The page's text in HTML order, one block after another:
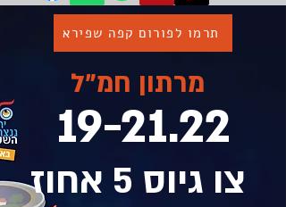
תרמו לפורום קפה שפירא
19-21.22
מרתון חמ"ל
צו גיוס 5 אחוז